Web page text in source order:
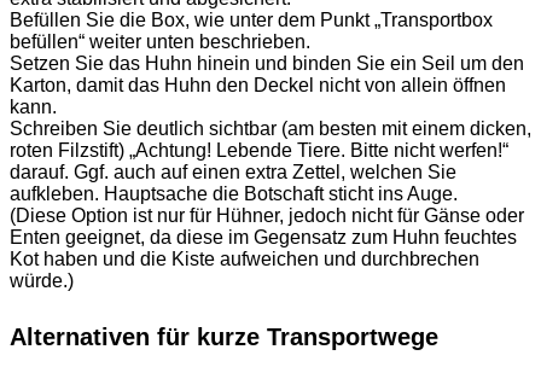
Befüllen Sie die Box, wie unter dem Punkt „Transportbox
befüllen“ weiter unten beschrieben.
Setzen Sie das Huhn hinein und binden Sie ein Seil um den
Karton, damit das Huhn den Deckel nicht von allein öffnen
kann.
Schreiben Sie deutlich sichtbar (am besten mit einem dicken,
roten Filzstift) „Achtung! Lebende Tiere. Bitte nicht werfen!“
darauf. Ggf. auch auf einen extra Zettel, welchen Sie
aufkleben. Hauptsache die Botschaft sticht ins Auge.
(Diese Option ist nur für Hühner, jedoch nicht für Gänse oder
Enten geeignet, da diese im Gegensatz zum Huhn feuchtes
Kot haben und die Kiste aufweichen und durchbrechen
würde.)
Alternativen für kurze Transportwege